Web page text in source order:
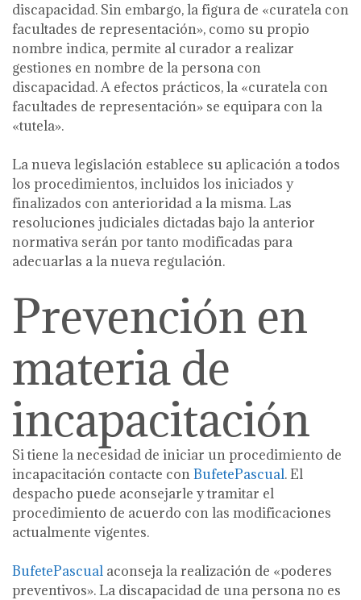
discapacidad. Sin embargo, la figura de «curatela con
facultades de representación», como su propio
nombre indica, permite al curador a realizar
gestiones en nombre de la persona con
discapacidad. A efectos prácticos, la «curatela con
facultades de representación» se equipara con la
«tutela».
La nueva legislación establece su aplicación a todos
los procedimientos, incluidos los iniciados y
finalizados con anterioridad a la misma. Las
resoluciones judiciales dictadas bajo la anterior
normativa serán por tanto modificadas para
adecuarlas a la nueva regulación.
Prevención en
materia de
incapacitación
Si tiene la necesidad de iniciar un procedimiento de
incapacitación contacte conBufetePascual. El
despacho puede aconsejarle y tramitar el
procedimiento de acuerdo con las modificaciones
actualmente vigentes.
BufetePascual aconseja la realización de «poderes
preventivos». La discapacidad de una persona no es